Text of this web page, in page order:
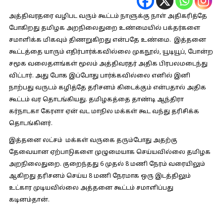
அத்திவரதரை வழிபட வரும் கூட்டம் நாளுக்கு நாள் அதிகரித்தே
போகிறது தமிழக அறநிலைதுறை உண்மையில் பக்தர்களை
சமாளிக்க மிகவும் திணறுகிறது என்பதே உண்மை. இத்தனை
கூட்டத்தை யாரும் எதிர்பார்க்கவில்லை முகநூல், யூடியூப், போன்ற
சமூக வலைதளங்கள் மூலம் அத்திவரதர் அதிக பிரபலமடைந்து
விட்டார். அது போக இப்போது பார்க்கவில்லை எனில் இனி
நாற்பது வருடம் கழித்தே தரிசனம் கிடைக்கும் என்பதால் அதிக
கூட்டம் வர தொடங்கியது. தமிழகத்தை தாண்டி ஆந்திரா
கர்நாடகா கேரளா ஏன் வட மாநில மக்கள் கூட வந்து தரிசிக்க
தொடங்கினர்.
இத்தனை லட்சம் மக்கள் வருகை தரும்போது அதற்கு
தேவையான ஏற்பாடுகளை முழுமையாக செய்யவில்லை தமிழக
அறநிலைதுறை. குறைந்தது 6 முதல் 8 மணி நேரம் வரையிலும்
ஆகிறது தரிசனம் செய்ய 8 மணி நேரமாக ஒரு இடத்திலும்
உட்கார முடியவில்லை அத்தனை கூட்டம் சமாளிப்பது
கடினம்தான்.